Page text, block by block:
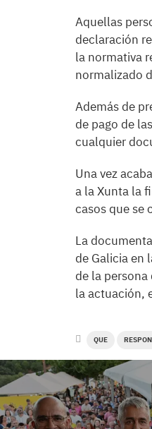
Aquellas
declaración
la normativa
normalizado
Además de
de pago de
cualquier
Una vez
a la Xunta la
casos que se
La
de Galicia en
de la
la actuación,
QUE